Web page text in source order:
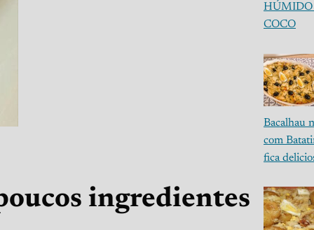
ingredientes
HÚMIDO
COCO
Bacalhau
com
fica